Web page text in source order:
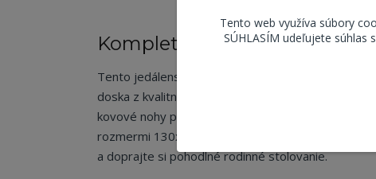
Kompletné špecifikácie
Tento jedálenský stôl v dekore divokého duba
doska z kvalitného MDF materiálu imituje vzhľad
kovové nohy pridávajú industriálny kontrast a
rozmermi 130x80x75 cm sa tento stôl hodí do
a doprajte si pohodlné rodinné stolovanie.
Tento web využíva súbory
SÚHLASÍM udeľujete súhlas